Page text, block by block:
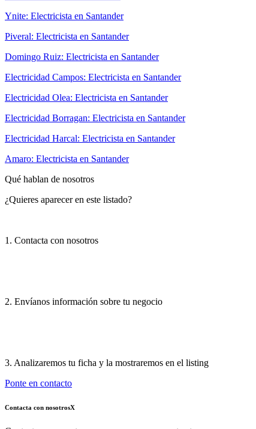
Ynite: Electricista en Santander
Piveral: Electricista en Santander
Domingo Ruiz: Electricista en Santander
Electricidad Campos: Electricista en Santander
Electricidad Olea: Electricista en Santander
Electricidad Borragan: Electricista en Santander
Electricidad Harcal: Electricista en Santander
Amaro: Electricista en Santander
Qué hablan de nosotros
¿Quieres aparecer en este listado?
1. Contacta con nosotros
2. Envíanos información sobre tu negocio
3. Analizaremos tu ficha y la mostraremos en el listing
Ponte en contacto
Contacta con nosotrosX